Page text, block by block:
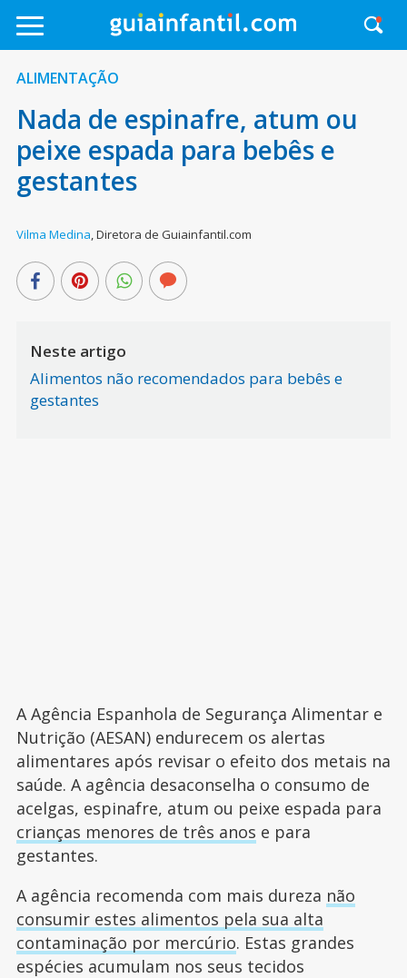
ALIMENTAÇÃO
Nada de espinafre, atum ou
peixe espada para bebês e
gestantes
Vilma Medina,Diretora de Guiainfantil.com
Neste artigo
Alimentos não recomendados para bebês e
gestantes
A Agência Espanhola de Segurança Alimentar e
Nutrição (AESAN) endurecem os alertas
alimentares após revisar o efeito dos metais na
saúde. A agência desaconselha o consumo de
acelgas, espinafre, atum ou peixe espada para
crianças menores de três anos e para
gestantes.
A agência recomenda com mais dureza não
consumir estes alimentos pela sua alta
contaminação por mercúrio. Estas grandes
espécies acumulam nos seus tecidos